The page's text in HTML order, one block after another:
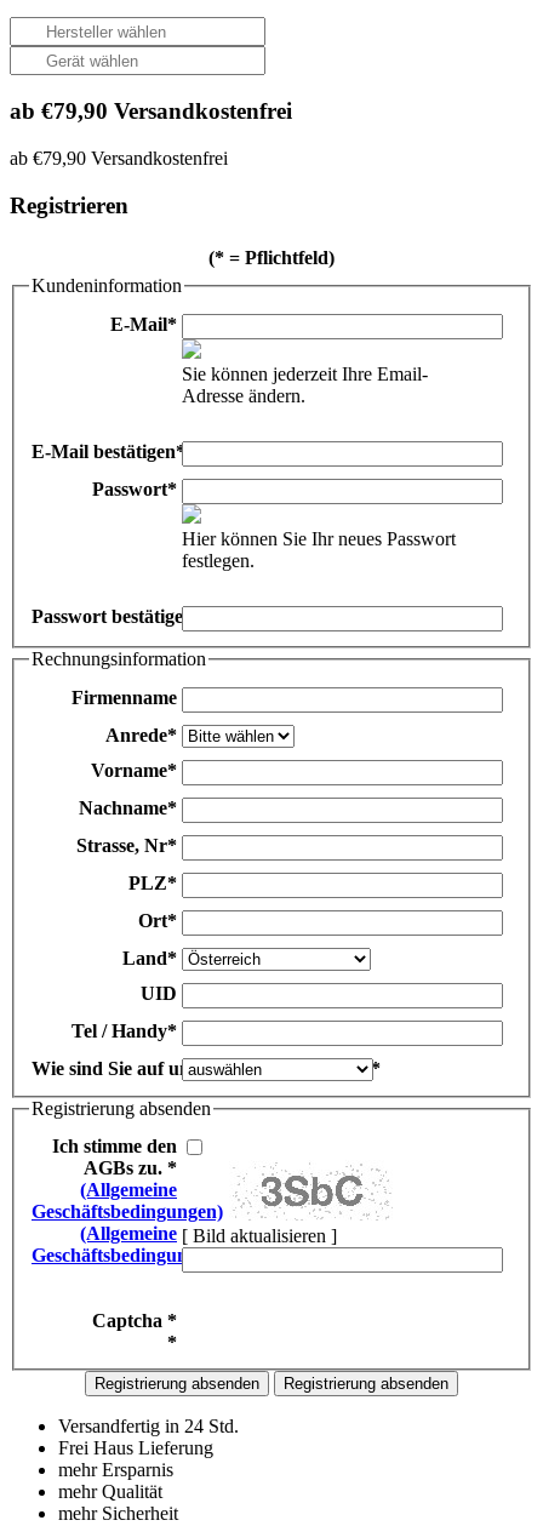
ab €79,90 Versandkostenfrei
ab €79,90 Versandkostenfrei
Registrieren
(* = Pflichtfeld)
Kundeninformation
E-Mail*
Sie können jederzeit Ihre Email-
Adresse ändern.
E-Mail bestätigen*
Passwort*
Hier können Sie Ihr neues Passwort
festlegen.
Passwort bestätigen
Rechnungsinformation
Firmenname
Anrede*
Vorname*
Nachname*
Strasse, Nr*
PLZ*
Ort*
Land*
UID
Tel / Handy*
Wie sind Sie auf unsere Seite gekommen? *
Registrierung absenden
Ich stimme den
AGBs zu. *
(Allgemeine
Geschäftsbedingungen)
(Allgemeine
Geschäftsbedingungen)
Captcha *
*
[ Bild aktualisieren ]
Versandfertig in 24 Std.
Frei Haus Lieferung
mehr Ersparnis
mehr Qualität
mehr Sicherheit